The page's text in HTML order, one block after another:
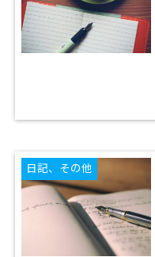
日記、その他